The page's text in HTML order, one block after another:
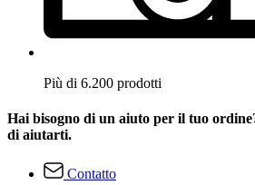
Più di 6.200 prodotti
Hai bisogno di un aiuto per il tuo
di aiutarti.
Contatto